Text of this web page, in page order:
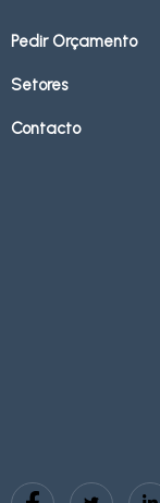
Pedir Orçamento
Setores
Contacto